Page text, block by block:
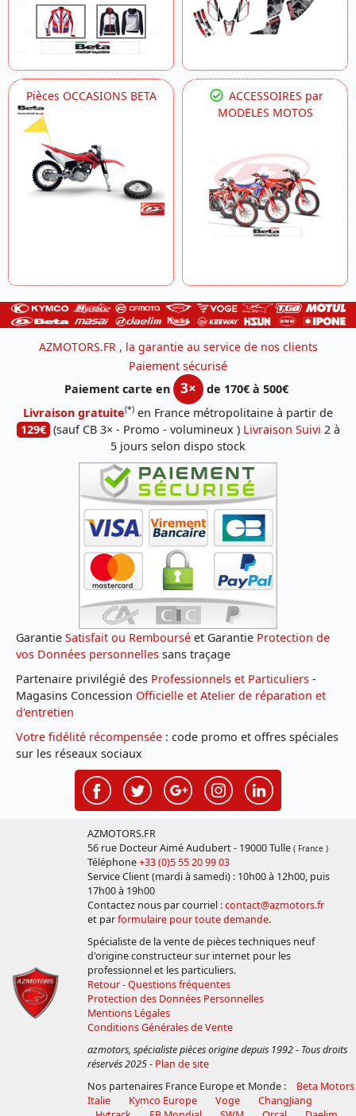
Pièces OCCASIONS BETA
ACCESSOIRES par
MODELES MOTOS
AZMOTORS.FR , la garantie au service de nos clients
Paiement sécurisé
Paiement carte en
3×
de 170€ à 500€
Livraison gratuite(*) en France métropolitaine à partir de
129€ (sauf CB 3× - Promo - volumineux ) Livraison Suivi 2 à
5 jours selon dispo stock
Garantie Satisfait ou Remboursé et Garantie Protection de
vos Données personnelles sans traçage
Partenaire privilégié des Professionnels et Particuliers -
Magasins Concession Officielle et Atelier de réparation et
d'entretien
Votre fidélité récompensée : code promo et offres spéciales
sur les réseaux sociaux
AZMOTORS.FR
56 rue Docteur Aimé Audubert - 19000 Tulle ( France )
Téléphone+33 (0)5 55 20 99 03
Service Client (mardi à samedi) : 10h00 à 12h00, puis
17h00 à 19h00
Contactez nous par courriel :contact@azmotors.fr
et parformulaire pour toute demande.
Spécialiste de la vente de pièces techniques neuf
d'origine constructeur sur internet pour les
professionnel et les particuliers.
Retour - Questions fréquentes
Protection des Données Personnelles
Mentions Légales
Conditions Générales de Vente
azmotors, spécialiste pièces origine depuis 1992 - Tous droits
réservés 2025- Plan de site
Nos partenaires France Europe et Monde :
Beta Motors
Italie
Kymco Europe Voge
ChangJiang